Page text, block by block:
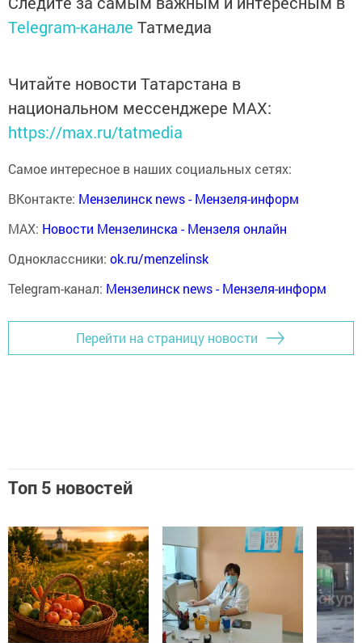
Telegram-канале Татмедиа
Читайте новости Татарстана в
национальном мессенджере MАХ:
https://max.ru/tatmedia
Самое интересное в наших социальных сетях:
ВКонтакте: Мензелинск news - Мензеля-информ
MAX: Новости Мензелинска - Мензеля онлайн
Одноклассники: ok.ru/menzelinsk
Telegram-канал: Мензелинск news - Мензеля-информ
Перейти на страницу новости
Топ 5 новостей